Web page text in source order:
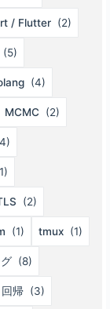
/ Flutter (2)
(5)
(4)
MCMC (2)
(2)
(1) tmux (1)
(8)
回帰 (3)